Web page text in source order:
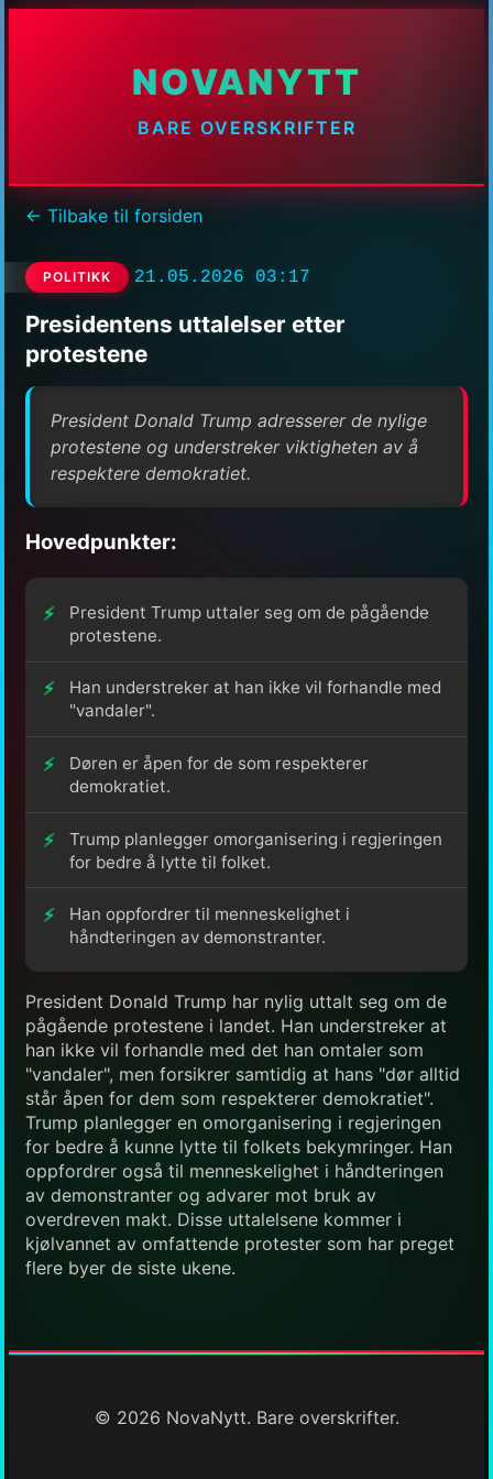
NOVANYTT
BARE OVERSKRIFTER
← Tilbake til forsiden
POLITIKK 21.05.2026 03:17
Presidentens uttalelser etter
protestene
President Donald Trump adresserer de nylige
protestene og understreker viktigheten av å
respektere demokratiet.
Hovedpunkter:
President Trump uttaler seg om de pågående
protestene.
Han understreker at han ikke vil forhandle med
"vandaler".
Døren er åpen for de som respekterer
demokratiet.
Trump planlegger omorganisering i regjeringen
for bedre å lytte til folket.
Han oppfordrer til menneskelighet i
håndteringen av demonstranter.
President Donald Trump har nylig uttalt seg om de
pågående protestene i landet. Han understreker at
han ikke vil forhandle med det han omtaler som
"vandaler", men forsikrer samtidig at hans "dør alltid
står åpen for dem som respekterer demokratiet".
Trump planlegger en omorganisering i regjeringen
for bedre å kunne lytte til folkets bekymringer. Han
oppfordrer også til menneskelighet i håndteringen
av demonstranter og advarer mot bruk av
overdreven makt. Disse uttalelsene kommer i
kjølvannet av omfattende protester som har preget
flere byer de siste ukene.
© 2026 NovaNytt. Bare overskrifter.